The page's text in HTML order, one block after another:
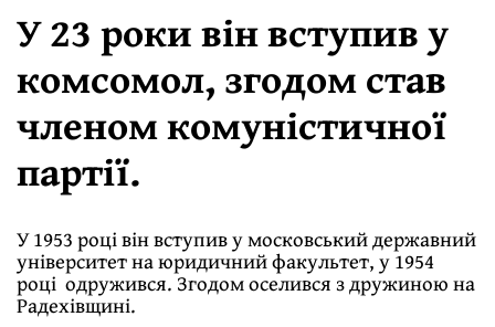
У 23 роки він вступив у
комсомол, згодом став
членом комуністичної
партії.
У 1953 році він вступив у московський державний
університет на юридичний факультет, у 1954
році одружився. Згодом оселився з дружиною на
Радехівщині.